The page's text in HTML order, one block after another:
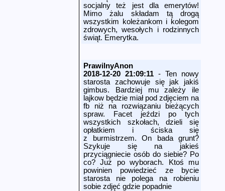
socjalny też jest dla emerytów!
Mimo żalu składam tą drogą
wszystkim koleżankom i kolegom
zdrowych, wesołych i rodzinnych
świąt. Emerytka.
PrawilnyAnon
2018-12-20 21:09:11 - Ten nowy
starosta zachowuje się jak jakiś
gimbus. Bardziej mu zależy ile
lajkow będzie miał pod zdjęciem na
fb niż na rozwiązaniu bieżących
spraw. Facet jeździ po tych
wszystkich szkołach, dzieli się
opłatkiem i ściska się
z burmistrzem. On bada grunt?
Szykuje się na jakieś
przyciągniecie osób do siebie? Po
co? Już po wyborach. Ktoś mu
powinien powiedzieć ze bycie
starosta nie polega na robieniu
sobie zdjęć gdzie popadnie